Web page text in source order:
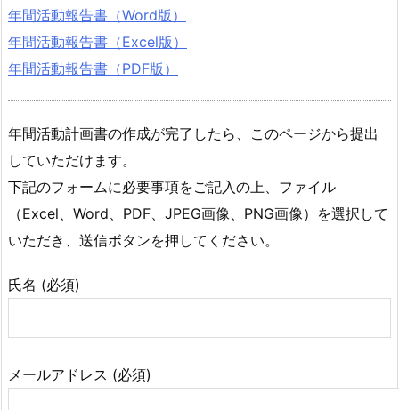
年間活動報告書（Word版）
年間活動報告書（Excel版）
年間活動報告書（PDF版）
年間活動計画書の作成が完了したら、このページから提出
していただけます。
下記のフォームに必要事項をご記入の上、ファイル
（Excel、Word、PDF、JPEG画像、PNG画像）を選択して
いただき、送信ボタンを押してください。
氏名 (必須)
メールアドレス (必須)